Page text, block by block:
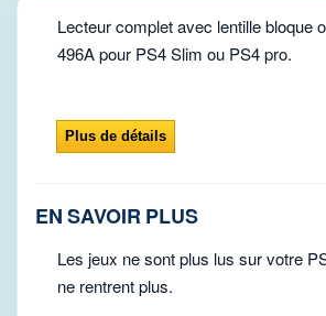
Lecteur complet avec lentille bloque
496A pour PS4 Slim ou PS4 pro.
Plus de détails
EN SAVOIR PLUS
Les jeux ne sont plus lus sur votre
ne rentrent plus.